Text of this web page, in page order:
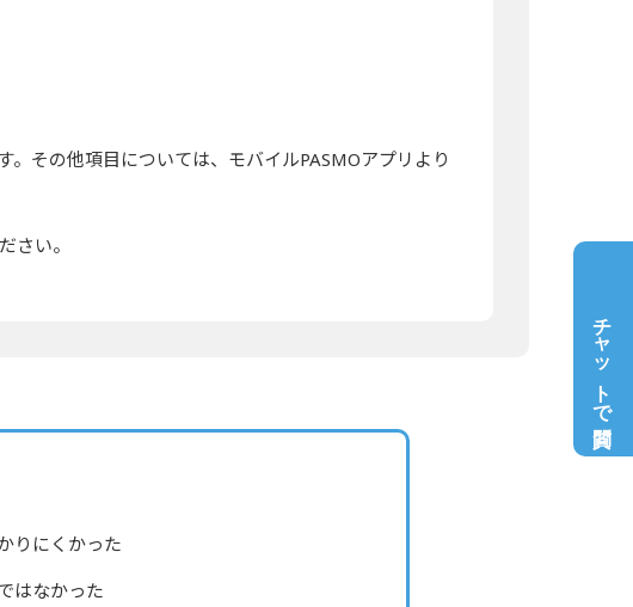
チャットで質問
その他項目については、モバイルPASMOアプリより
さい。
りにくかった
はなかった